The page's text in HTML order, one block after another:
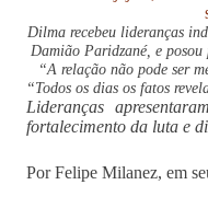
Dilma recebeu lideranças
Damião Paridzané, e
“A relação não pode ser
“Todos os dias os fatos
Lideranças
fortalecimento da luta e
Por Felipe Milanez, em